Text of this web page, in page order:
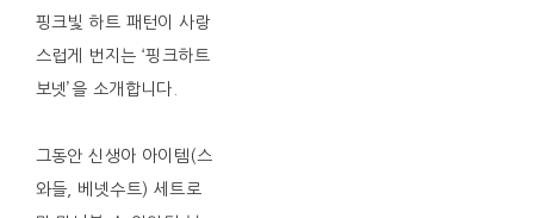
핑크빛 하트 패턴이 사랑
스럽게 번지는 ‘핑크하트
보넷’을 소개합니다.
그동안 신생아 아이템(스
와들, 베넷수트) 세트로